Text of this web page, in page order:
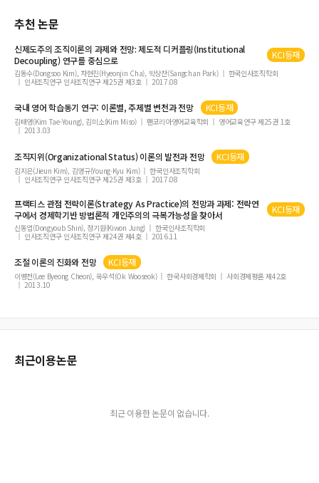
추천 논문
신제도주의 조직이론의 과제와전망: 제도적 디커플링(Institutional
Decoupling) 연구를 중심으로
KCI등재
김동수(Dongsoo Kim), 차현진(Hyeonjin Cha), 박상찬(Sangchan Park)
한국인사조직학회
인사조직연구 인사조직연구 제25권 제3호
2017.08
국내 영어 학습동기 연구: 이론별, 주제별 변천과전망 KCI등재
김태영(Kim Tae-Young), 김미소(Kim Miso) 팬코리아영어교육학회
영어교육연구 제25권 1호
2013.03
조직지위(Organizational Status)이론의 발전과전망 KCI등재
김지은(Jieun Kim), 김영규(Young-Kyu Kim)
한국인사조직학회
인사조직연구 인사조직연구 제25권 제3호
2017.08
프랙티스 관점 전략이론(Strategy As Practice)의 전망과 과제: 전략연
구에서 경제학기반 방법론적 개인주의의 극복가능성을 찾아서
KCI등재
신동엽(Dongyoub Shin), 정기원(Kiwon Jung)
한국인사조직학회
인사조직연구 인사조직연구 제24권 제4호
2016.11
조절 이론의 진화와전망 KCI등재
이병천(Lee Byeong Cheon), 옥우석(Ok Wooseok) 한국사회경제학회
사회경제평론 제42호
2013.10
최근이용논문
최근 이용한 논문이 없습니다.